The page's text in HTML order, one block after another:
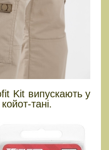
Kit випускають у
тані.